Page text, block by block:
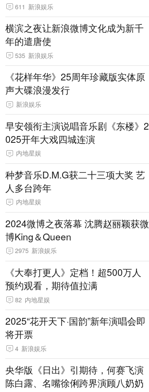
611 新浪娱乐
横滨之夜让新浪微博文化成为新千
年的遣唐使
535 新浪娱乐
《花样年华》25周年珍藏版实体原
声大碟浪漫发行
新浪娱乐
早安领衔主演说唱音乐剧《东楼》2
025开年大戏四城连演
内地星娱
种梦音乐D.M.G获二十三项大奖 艺
人多台跨年
内地星娱
2024微博之夜落幕 沈腾赵丽颖获微
博King＆Queen
2975 新浪娱乐
《大奉打更人》定档！超500万人
预约观看，期待值拉满
82 内地星娱
2025“花开天下·国韵”新年演唱会即
将开票
4 新浪娱乐
央华版《日出》引期待，何赛飞演
陈白露、名嘴徐俐跨界演顾八奶奶